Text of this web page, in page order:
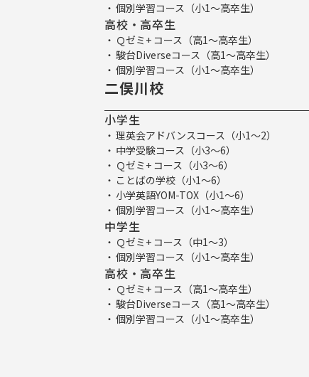
個別学習コース（小1～高卒生）
高校・高卒生
Ｑゼミ+ コース（高1～高卒生）
駿台Diverseコース（高1～高卒生）
個別学習コース（小1～高卒生）
二俣川校
小学生
理英会アドバンスコース（小1～2）
中学受験コース（小3～6）
Ｑゼミ+ コース（小3～6）
ことばの学校（小1～6）
小学英語YOM-TOX（小1～6）
個別学習コース（小1～高卒生）
中学生
Ｑゼミ+ コース（中1～3）
個別学習コース（小1～高卒生）
高校・高卒生
Ｑゼミ+ コース（高1～高卒生）
駿台Diverseコース（高1～高卒生）
個別学習コース（小1～高卒生）